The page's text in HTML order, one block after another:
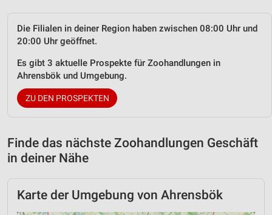
Die Filialen in deiner Region haben zwischen 08:00 Uhr und
20:00 Uhr geöffnet.
Es gibt 3 aktuelle Prospekte für Zoohandlungen in
Ahrensbök und Umgebung.
ZU DEN PROSPEKTEN
Finde das nächste Zoohandlungen Geschäft
in deiner Nähe
Karte der Umgebung von Ahrensbök